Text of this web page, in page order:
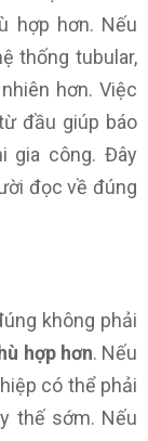
hợp hơn. Nếu
thống tubular,
hơn. Việc
đầu giúp báo
gia công. Đây
đọc về đúng
không phải
hợp hơn. Nếu
có thể phải
thế sớm. Nếu